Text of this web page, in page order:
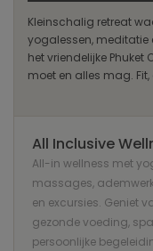
Kleinschalig retreat
yogalessen, meditatie
het vriendelijke
moet en alles mag.
All Inclusive
All-in wellness met
massages,
en excursies. Geniet
gezonde voeding,
persoonlijke